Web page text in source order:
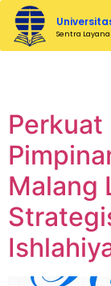
Sentra
Perkuat
Malang